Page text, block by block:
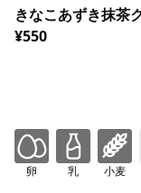
きなこあずき抹茶
¥550
卵 乳 小麦